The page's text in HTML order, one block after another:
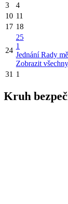
3
4
10 11
17 18
24
25
1
Jednání Rady
Zobrazit
31 1
Kruh